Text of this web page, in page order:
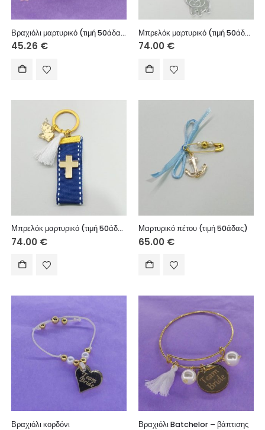
Βραχιόλι μαρτυρικό (τιμή 50άδας)
45.26 €
Μπρελόκ μαρτυρικό (τιμή 50άδας)
74.00 €
Μπρελόκ μαρτυρικό (τιμή 50άδας)
74.00 €
Μαρτυρικό πέτου (τιμή 50άδας)
65.00 €
Βραχιόλι κορδόνι Βραχιόλι Batchelor – βάπτισης